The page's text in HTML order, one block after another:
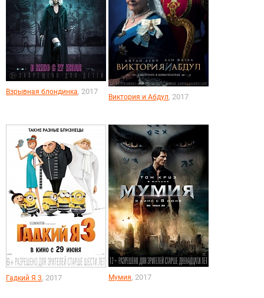
Взрывная блондинка, 2017
Виктория и Абдул, 2017
Гадкий Я 3, 2017 Мумия, 2017